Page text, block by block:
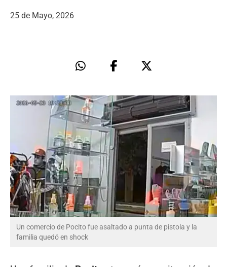
25 de Mayo, 2026
Un comercio de Pocito fue asaltado a punta de pistola y la
familia quedó en shock